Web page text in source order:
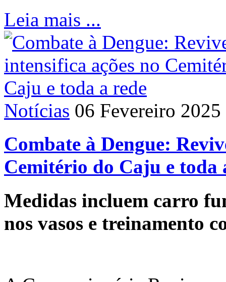
Leia mais ...
Notícias 06 Fevereiro 2025
Combate à Dengue:
Cemitério do Caju e toda
Medidas incluem carro
nos vasos e treinamento